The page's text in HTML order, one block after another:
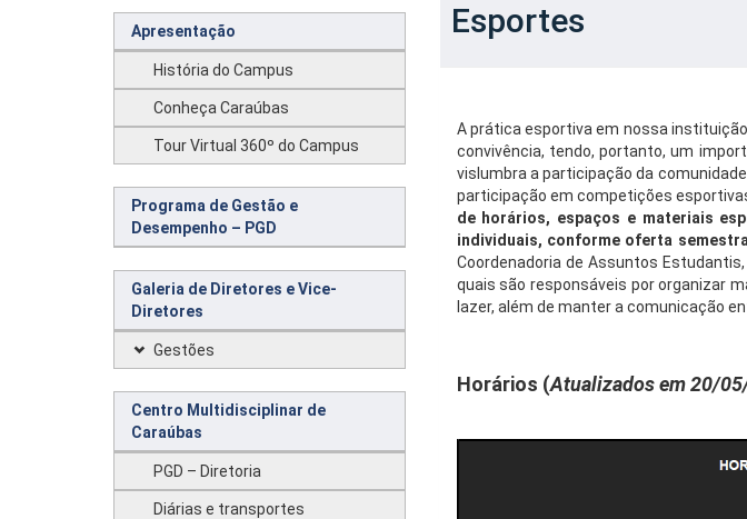
Apresentação
História do Campus
Conheça Caraúbas
Tour Virtual 360º do Campus
Programa de Gestão e
Desempenho – PGD
Galeria de Diretores e Vice-
Diretores
Gestões
Centro Multidisciplinar de
Caraúbas
PGD – Diretoria
Diárias e transportes
Esportes
A prática esportiva em nossa
convivência, tendo, portanto, um
vislumbra a participação da
participação em competições
de horários, espaços e materiais
individuais, conforme oferta
Coordenadoria de Assuntos
quais são responsáveis por organizar
lazer, além de manter a comunicação
Horários (Atualizados em 20/